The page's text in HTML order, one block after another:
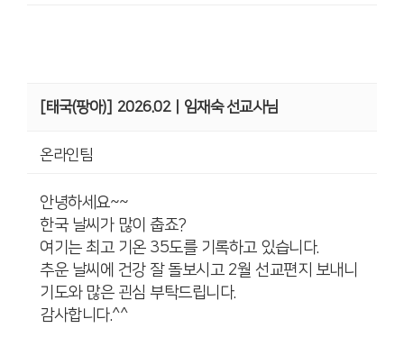
[태국(팡아)] 2026.02ㅣ임재숙 선교사님
온라인팀
안녕하세요~~
한국 날씨가 많이 춥죠?
여기는 최고 기온 35도를 기록하고 있습니다.
추운 날씨에 건강 잘 돌보시고 2월 선교편지 보내니
기도와 많은 괸심 부탁드립니다.
감사합니다.^^